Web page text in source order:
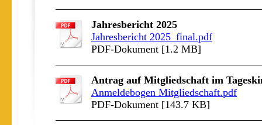
Jahresbericht 2025
Jahresbericht 2025_final.pdf
PDF-Dokument [1.2 MB]
Antrag auf Mitgliedschaft im
Anmeldebogen Mitgliedschaft.pdf
PDF-Dokument [143.7 KB]